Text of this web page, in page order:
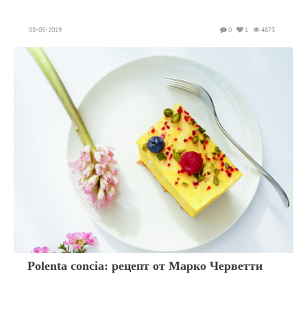
08-05-2019 4873
1
0
Polenta concia: рецепт от Марко Черветти